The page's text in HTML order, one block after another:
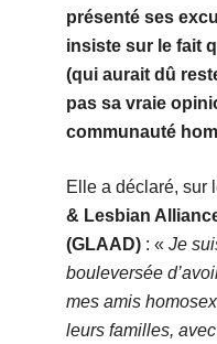
présenté ses
insiste sur le fait
(qui aurait dû
pas sa vraie
communauté
Elle a déclaré, sur
& Lesbian
(GLAAD): « Je
bouleversée
mes amis
leurs familles,